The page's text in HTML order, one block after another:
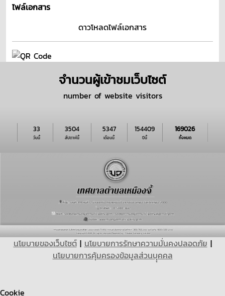
ไฟล์เอกสาร
ดาวโหลดไฟล์เอกสาร
จำนวนผู้เข้าชมเว็บไซต์
number of website visitors
วันนี้
33
สัปดาห์นี้
3504
เดือนนี้
5347
ปีนี้
154409
ทั้งหมด
169026
นโยบายของเว็บไซต์| นโยบายการรักษาความมั่นคงปลอดภัย |
นโยบายการคุ้มครองข้อมูลส่วนบุุคคล
Cookie